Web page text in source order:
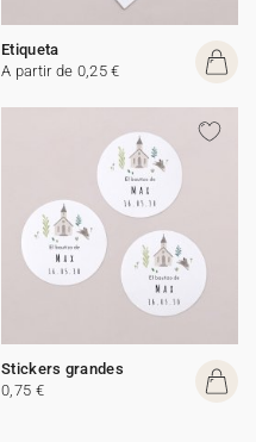
Etiqueta
A partir de 0,25 €
Stickers grandes
0,75 €